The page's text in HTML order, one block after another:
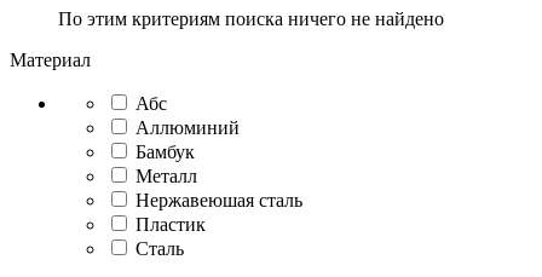
По этим критериям поиска ничего не найдено
Материал
Абс
Аллюминий
Бамбук
Металл
Нержавеюшая сталь
Пластик
Сталь